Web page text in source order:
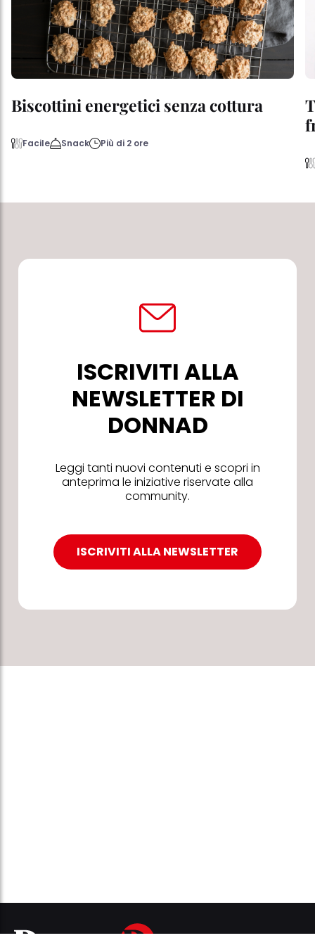
Biscottini energetici senza cottura
Facile Snack Più di 2 ore
ISCRIVITI ALLA
NEWSLETTER DI
DONNAD
Leggi tanti nuovi contenuti e scopri in
anteprima le iniziative riservate alla
community.
ISCRIVITI ALLA NEWSLETTER